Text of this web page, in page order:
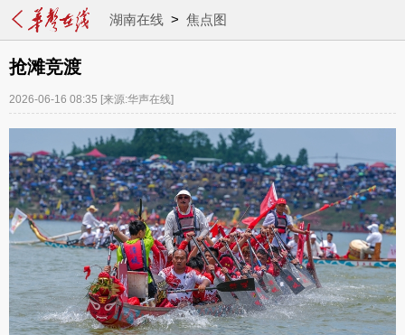
湖南在线> 焦点图
抢滩竞渡
2026-06-16 08:35 [来源:华声在线]